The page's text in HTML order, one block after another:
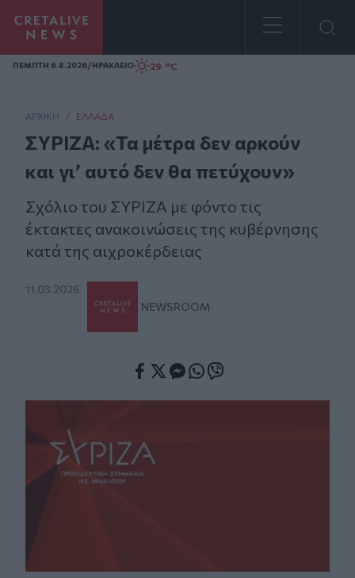
Homepage
ΠΕΜΠΤΗ 6.8.2026/ΗΡΑΚΛΕΙΟ 29 °C
ΑΡΧΙΚΗ / ΕΛΛΆΔΑ
ΣΥΡΙΖΑ: «Τα μέτρα δεν αρκούν
και γι’ αυτό δεν θα πετύχουν»
Σχόλιο του ΣΥΡΙΖΑ με φόντο τις
έκτακτες ανακοινώσεις της κυβέρνησης
κατά της αιχροκέρδειας
11.03.2026
NEWSROOM